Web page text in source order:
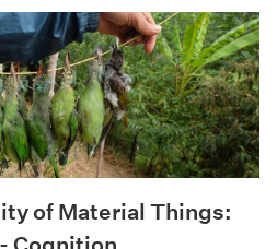
of Material Things: